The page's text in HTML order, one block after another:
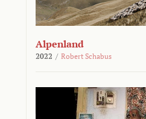
Alpenland
2022 / Robert Schabus